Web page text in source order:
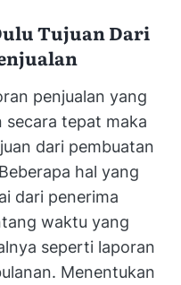
Tujuan Dari
penjualan yang
secara tepat maka
dari pembuatan
hal yang
dari penerima
waktu yang
seperti laporan
Menentukan